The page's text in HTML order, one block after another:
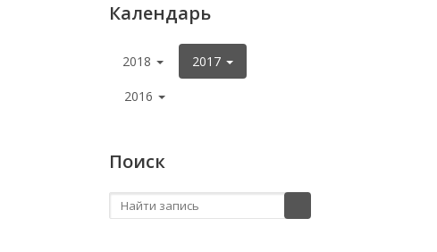
Календарь
2018 2017
2016
Поиск